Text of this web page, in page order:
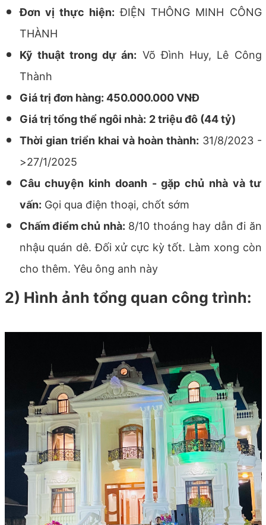
Đơn vị thực hiện: ĐIỆN THÔNG MINH CÔNG
THÀNH
Kỹ thuật trong dự án: Võ Đình Huy, Lê Công
Thành
Giá trị đơn hàng: 450.000.000 VNĐ
Giá trị tổng thể ngôi nhà: 2 triệu đô(44 tỷ)
Thời gian triển khai và hoàn thành: 31/8/2023 -
>27/1/2025
Câu chuyện kinh doanh - gặp chủ nhà và tư
vấn: Gọi qua điện thoại, chốt sớm
Chấm điểm chủ nhà: 8/10 thoáng hay dẫn đi ăn
nhậu quán dê. Đối xử cực kỳ tốt. Làm xong còn
cho thêm. Yêu ông anh này
2) Hình ảnh tổng quan công trình: